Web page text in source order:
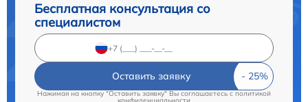
Бесплатная консультация со
специалистом
Оставить заявку
Нажимая на кнопку "Оставить заявку" Вы соглашаетесь cполитикой